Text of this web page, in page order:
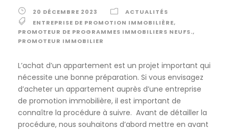
20 DÉCEMBRE 2023
ACTUALITÉS
ENTREPRISE DE PROMOTION IMMOBILIÈRE,
PROMOTEUR DE PROGRAMMES IMMOBILIERS NEUFS.,
PROMOTEUR IMMOBILIER
L’achat d’un appartement est un projet important qui
nécessite une bonne préparation. Si vous envisagez
d’acheter un appartement auprès d’une entreprise
de promotion immobilière, il est important de
connaître la procédure à suivre. Avant de détailler la
procédure, nous souhaitons d’abord mettre en avant